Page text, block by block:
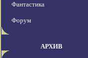
Фантастика
Форум
АРХИВ